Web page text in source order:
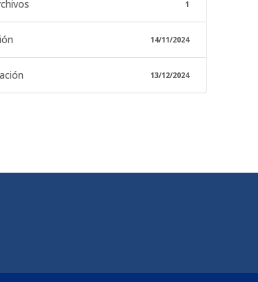
1
14/11/2024
13/12/2024